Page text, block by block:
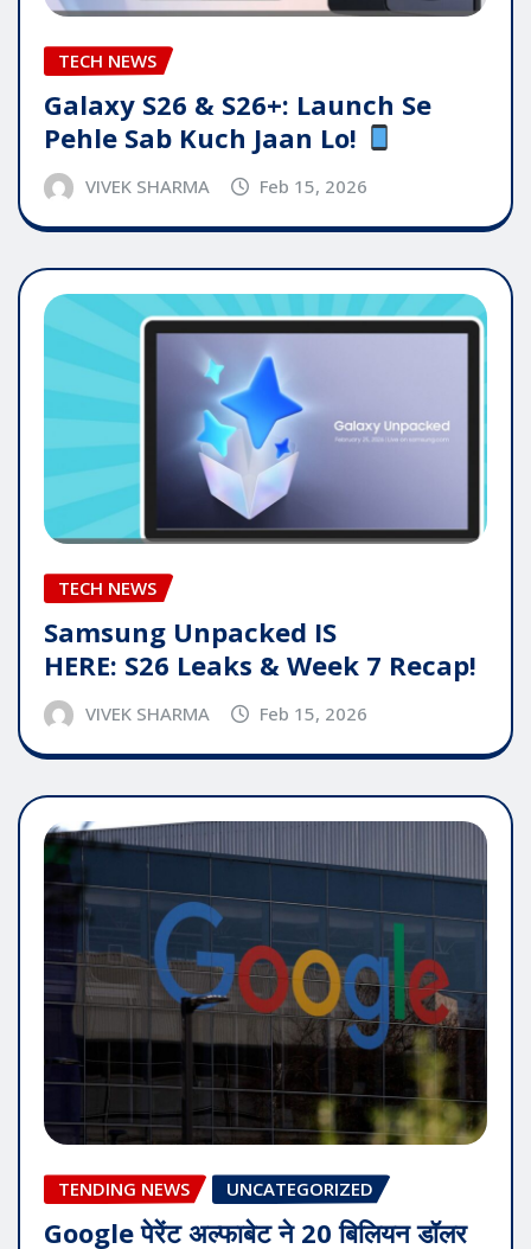
TECH NEWS
Galaxy S26 & S26+: Launch Se
Pehle Sab Kuch Jaan Lo!
VIVEK SHARMA Feb 15, 2026
TECH NEWS
Samsung Unpacked IS
HERE: S26 Leaks & Week 7 Recap!
VIVEK SHARMA Feb 15, 2026
TENDING NEWS UNCATEGORIZED
Google पेरेंट अल्फाबेट ने 20 बिलियन डॉलर